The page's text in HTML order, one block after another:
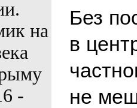
Без
в
не